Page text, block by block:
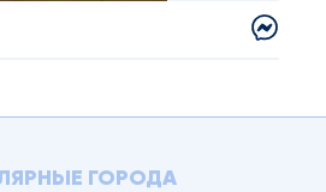
ГОРОДА